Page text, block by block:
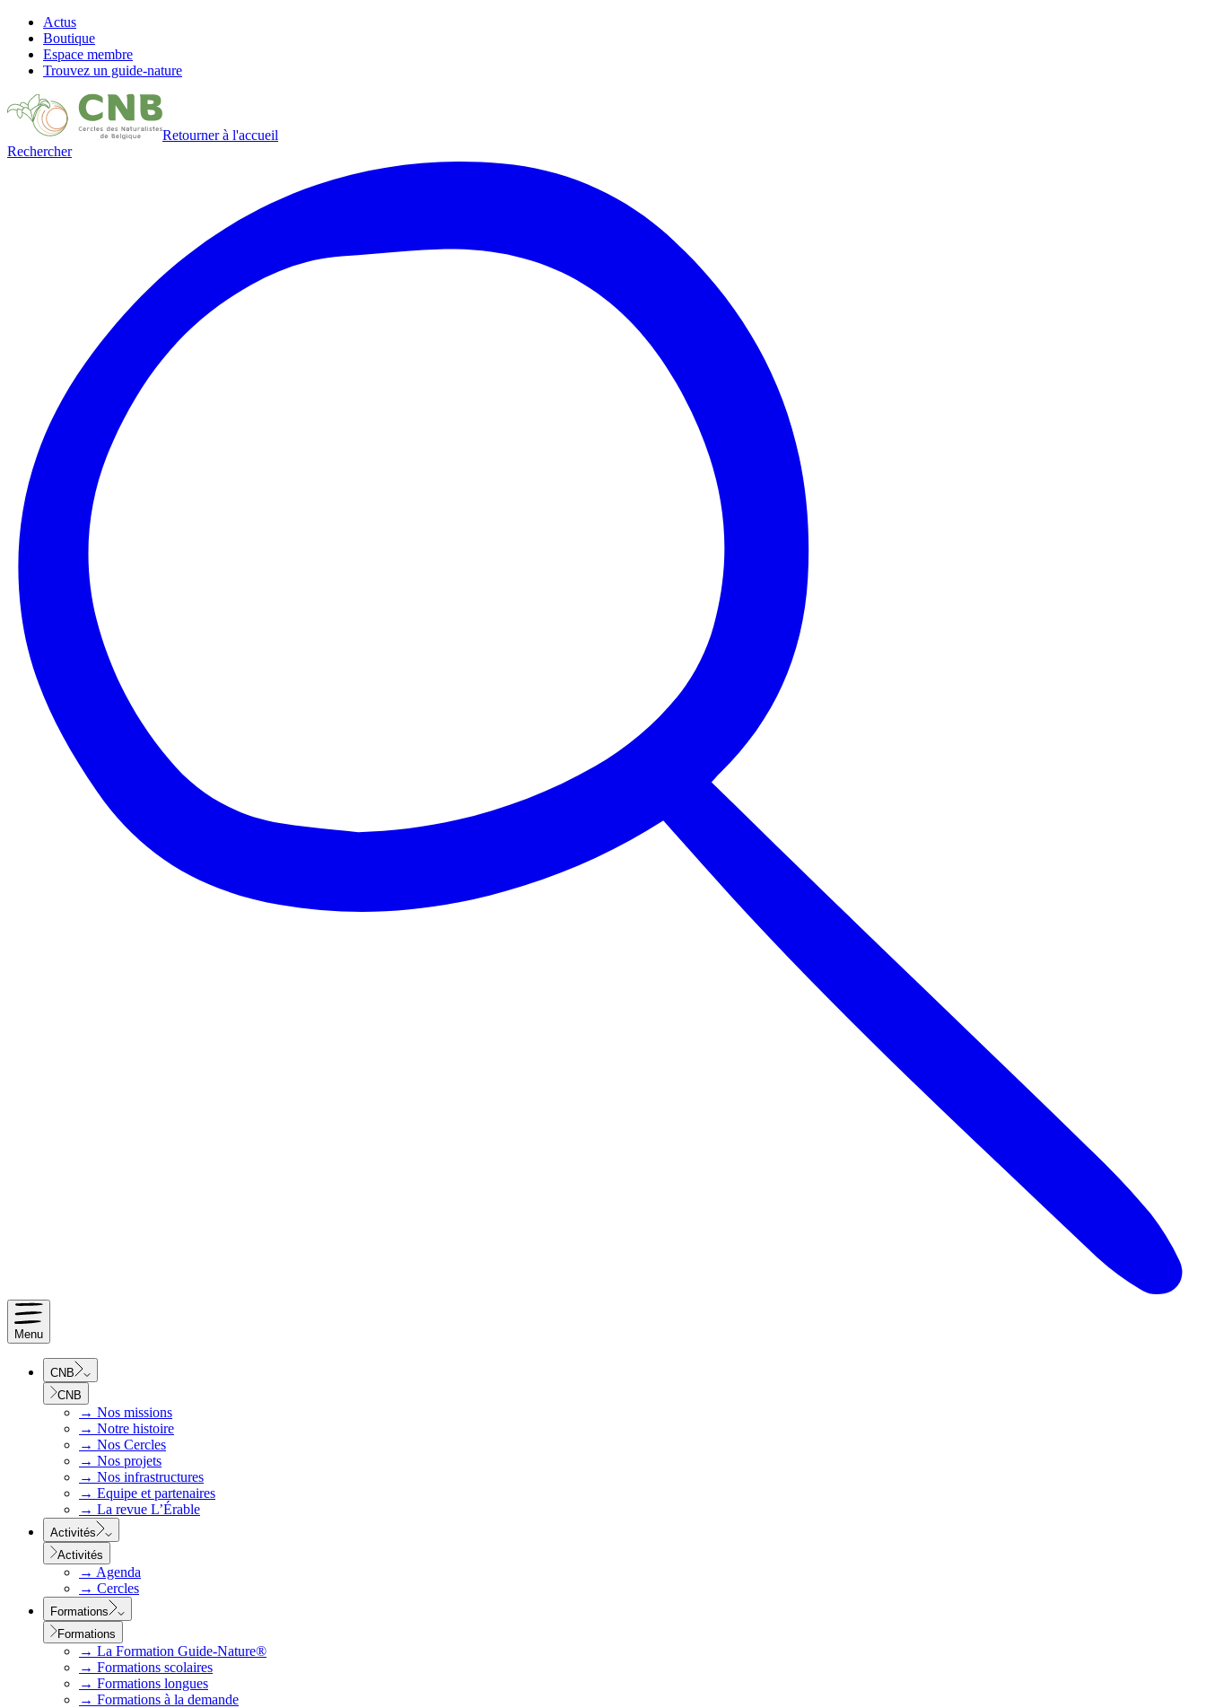
Actus
Boutique
Espace membre
Trouvez un guide-nature
Retourner à l'accueil
Rechercher
Menu
CNB
CNB
→ Nos missions
→ Notre histoire
→ Nos Cercles
→ Nos projets
→ Nos infrastructures
→ Equipe et partenaires
→ La revue L’Érable
Activités
Activités
→ Agenda
→ Cercles
Formations
Formations
→ La Formation Guide-Nature®
→ Formations scolaires
→ Formations longues
→ Formations à la demande